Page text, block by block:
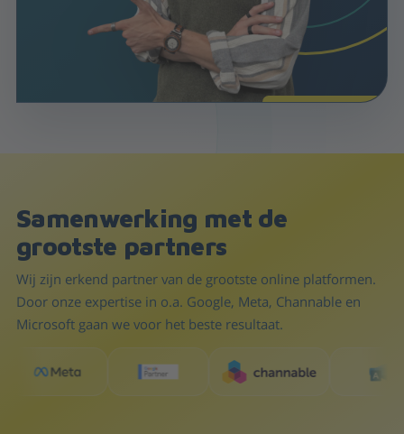
Samenwerking met de
grootste partners
Wij zijn erkend partner van de grootste online platformen.
Door onze expertise in o.a. Google, Meta, Channable en
Microsoft gaan we voor het beste resultaat.